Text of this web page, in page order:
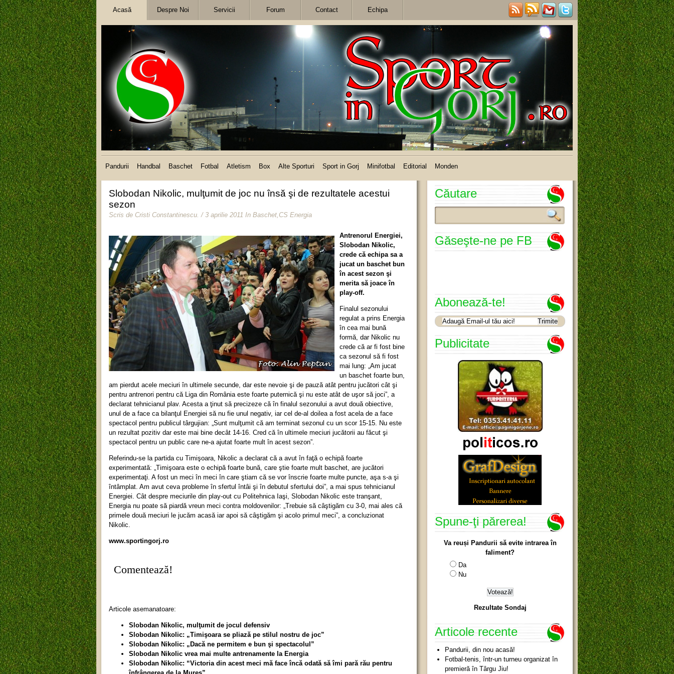
Acasă Despre Noi Servicii Forum Contact Echipa
Pandurii Handbal Baschet Fotbal Atletism Box Alte Sporturi Sport in Gorj Minifotbal Editorial Monden
Slobodan Nikolic, mulţumit de joc nu însă şi de rezultatele acestui
sezon
Scris de Cristi Constantinescu. / 3 aprilie 2011 In Baschet,CS Energia
Antrenorul Energiei,
Slobodan Nikolic,
crede că echipa sa a
jucat un baschet bun
în acest sezon şi
merita să joace în
play-off.
Finalul sezonului
regulat a prins Energia
în cea mai bună
formă, dar Nikolic nu
crede că ar fi fost bine
ca sezonul să fi fost
mai lung: „Am jucat
un baschet foarte bun,
am pierdut acele meciuri în ultimele secunde, dar este nevoie şi de pauză atât pentru jucători cât şi
pentru antrenori pentru că Liga din România este foarte puternică şi nu este atât de uşor să joci”, a
declarat tehnicianul plav. Acesta a ţinut să precizeze că în finalul sezonului a avut două obiective,
unul de a face ca bilanţul Energiei să nu fie unul negativ, iar cel de-al doilea a fost acela de a face
spectacol pentru publicul târgujian: „Sunt mulţumit că am terminat sezonul cu un scor 15-15. Nu este
un rezultat pozitiv dar este mai bine decât 14-16. Cred că în ultimele meciuri jucătorii au făcut şi
spectacol pentru un public care ne-a ajutat foarte mult în acest sezon”.
Referindu-se la partida cu Timişoara, Nikolic a declarat că a avut în faţă o echipă foarte
experimentată: „Timişoara este o echipă foarte bună, care ştie foarte mult baschet, are jucători
experimentaţi. A fost un meci în meci în care ştiam că se vor înscrie foarte multe puncte, aşa s-a şi
întâmplat. Am avut ceva probleme în sfertul întâi şi în debutul sfertului doi”, a mai spus tehnicianul
Energiei. Cât despre meciurile din play-out cu Politehnica Iaşi, Slobodan Nikolic este tranşant,
Energia nu poate să piardă vreun meci contra moldovenilor: „Trebuie să câştigăm cu 3-0, mai ales că
primele două meciuri le jucăm acasă iar apoi să câştigăm şi acolo primul meci”, a concluzionat
Nikolic.
www.sportingorj.ro
Comentează!
Articole asemanatoare:
Slobodan Nikolic, mulţumit de jocul defensiv
Slobodan Nikolic: „Timişoara se pliază pe stilul nostru de joc”
Slobodan Nikolic: „Dacă ne permitem e bun şi spectacolul”
Slobodan Nikolic vrea mai multe antrenamente la Energia
Slobodan Nikolic: “Victoria din acest meci mă face încă odată să îmi pară rău pentru
Căutare
Găseşte-ne pe FB
Abonează-te!
Publicitate
Spune-ţi părerea!
Va reuși Pandurii să evite intrarea în
faliment?
Da
Nu
Rezultate Sondaj
Articole recente
Pandurii, din nou acasă!
Fotbal-tenis, într-un turneu organizat în
premieră în Târgu Jiu!